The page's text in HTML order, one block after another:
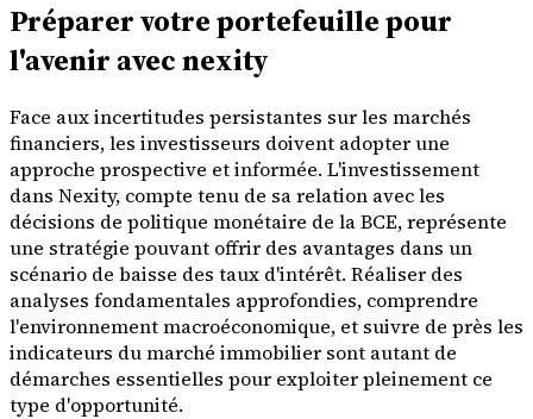
Préparer votre portefeuille pour
l'avenir avec nexity
Face aux incertitudes persistantes sur les marchés
financiers, les investisseurs doivent adopter une
approche prospective et informée. L'investissement
dans Nexity, compte tenu de sa relation avec les
décisions de politique monétaire de la BCE, représente
une stratégie pouvant offrir des avantages dans un
scénario de baisse des taux d'intérêt. Réaliser des
analyses fondamentales approfondies, comprendre
l'environnement macroéconomique, et suivre de près les
indicateurs du marché immobilier sont autant de
démarches essentielles pour exploiter pleinement ce
type d'opportunité.